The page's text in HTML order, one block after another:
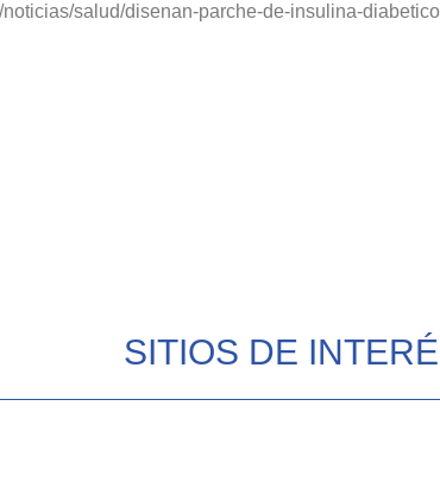
noticias/salud/disenan-parche-de-insulina-
SITIOS DE